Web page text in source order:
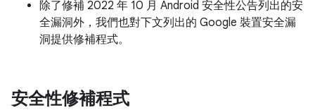
除了修補 2022 年 10 月 Android 安全性公告列出的安
全漏洞外，我們也對下文列出的 Google 裝置安全漏
洞提供修補程式。
安全性修補程式